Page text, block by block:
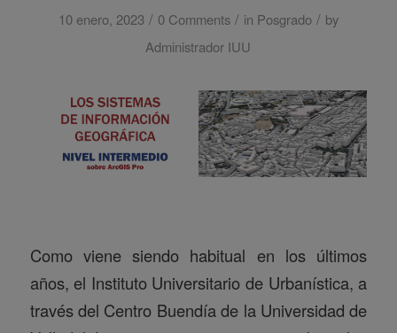
10 enero, 2023 / 0 Comments / in Posgrado / by
Administrador IUU
Como viene siendo habitual en los últimos
años, el Instituto Universitario de Urbanística, a
través del Centro Buendía de la Universidad de